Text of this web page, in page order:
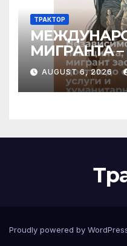
ТРАКТОР
МИГРАНТА
AUGUST 6, 2026
Proudly powered by